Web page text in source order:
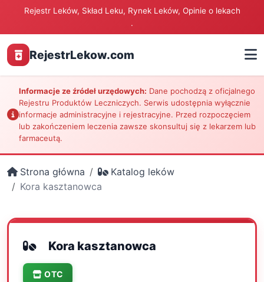
Rejestr Leków, Skład Leku, Rynek Leków, Opinie o lekach
.
RejestrLekow.com
Informacje ze źródeł urzędowych: Dane pochodzą z oficjalnego
Rejestru Produktów Leczniczych. Serwis udostępnia wyłącznie
informacje administracyjne i rejestracyjne. Przed rozpoczęciem
lub zakończeniem leczenia zawsze skonsultuj się z lekarzem lub
farmaceutą.
Strona główna
Katalog leków
Kora kasztanowca
Kora kasztanowca
OTC